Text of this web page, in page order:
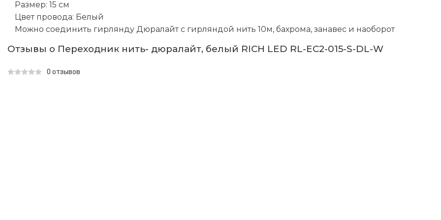
Размер: 15 см
Цвет провода: Белый
Можно соединить гирлянду Дюралайт с гирляндой нить 10м, бахрома, занавес и наоборот
Отзывы о Переходник нить- дюралайт, белый RICH LED RL-EC2-015-S-DL-W
0 отзывов